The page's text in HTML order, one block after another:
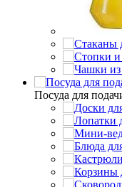
Посуда для